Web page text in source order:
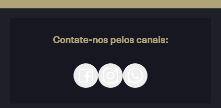
Contate-nos pelos canais: